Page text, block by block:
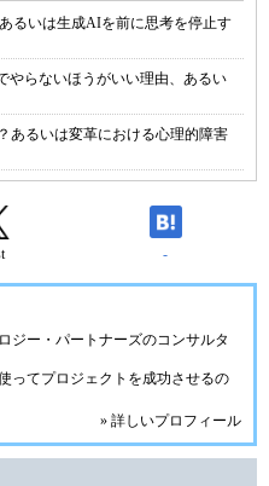
るいは生成AIを前に思考を停止す
やらないほうがいい理由、あるい
あるいは変革における心理的障害
-
ジー・パートナーズのコンサルタ
ってプロジェクトを成功させるの
» 詳しいプロフィール